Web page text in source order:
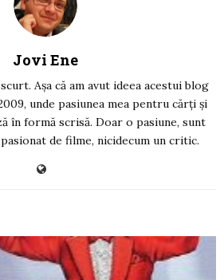
Jovi Ene
Așa că am avut ideea acestui blog
unde pasiunea mea pentru cărți și
în formă scrisă. Doar o pasiune, sunt
de filme, nicidecum un critic.